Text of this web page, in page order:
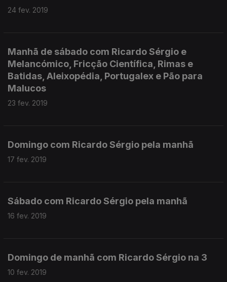
24 fev. 2019
Manhã de sábado com Ricardo Sérgio e
Melancómico, Fricção Científica, Rimas e
Batidas, Aleixopédia, Portugalex e Pão para
Malucos
23 fev. 2019
Domingo com Ricardo Sérgio pela manhã
17 fev. 2019
Sábado com Ricardo Sérgio pela manhã
16 fev. 2019
Domingo de manhã com Ricardo Sérgio na 3
10 fev. 2019